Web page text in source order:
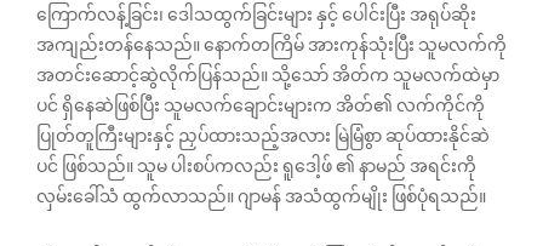
ကြောက်လန့်ခြင်း၊ ဒေါသထွက်ခြင်းများ နှင့် ပေါင်းပြီး အရုပ်ဆိုး
အကျည်းတန်နေသည်။ နောက်တကြိမ် အားကုန်သုံးပြီး သူမလက်ကို
အတင်းဆောင့်ဆွဲလိုက်ပြန်သည်။ သို့သော် အိတ်က သူမလက်ထဲမှာ
ပင် ရှိနေဆဲဖြစ်ပြီး သူမလက်ချောင်းများက အိတ်၏ လက်ကိုင်ကို
ပြုတ်တူကြီးများနှင့် ညှပ်ထားသည့်အလား မြဲမြံစွာ ဆုပ်ထားနိုင်ဆဲ
ပင် ဖြစ်သည်။ သူမ ပါးစပ်ကလည်း ရူဒေါ့ဖ် ၏ နာမည် အရင်းကို
လှမ်းခေါ်သံ ထွက်လာသည်။ ဂျာမန် အသံထွက်မျိုး ဖြစ်ပုံရသည်။